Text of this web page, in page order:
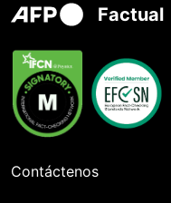
Factual
Contáctenos